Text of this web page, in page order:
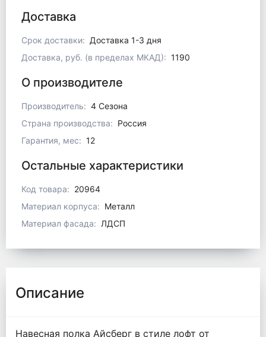
Доставка
Срок доставки: Доставка 1-3 дня
Доставка, руб. (в пределах МКАД): 1190
О производителе
Производитель: 4 Сезона
Страна производства: Россия
Гарантия, мес: 12
Остальные характеристики
Код товара: 20964
Материал корпуса: Металл
Материал фасада: ЛДСП
Описание
Навесная полка Айсберг в стиле лофт от